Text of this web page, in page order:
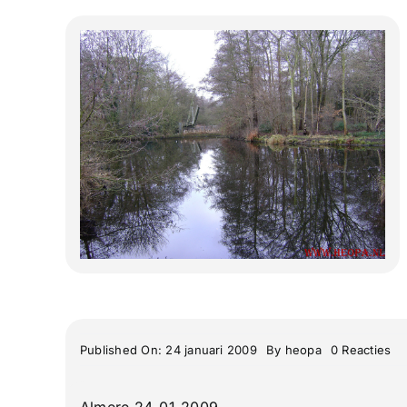
Published On: 24 januari 2009 By heopa 0 Reactieson